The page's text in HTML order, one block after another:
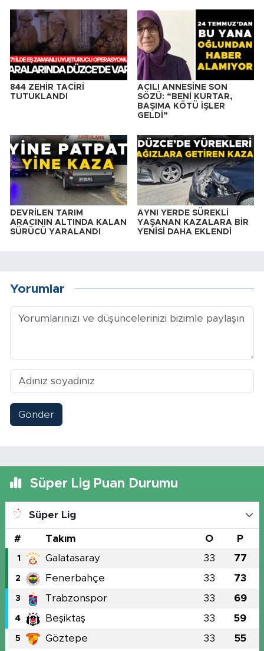
844 ZEHİR TACİRİ
TUTUKLANDI
ACILI ANNESİNE SON
SÖZÜ: “BENİ KURTAR,
BAŞIMA KÖTÜ İŞLER
GELDİ”
DEVRİLEN TARIM
ARACININ ALTINDA KALAN
SÜRÜCÜ YARALANDI
AYNI YERDE SÜREKLİ
YAŞANAN KAZALARA BİR
YENİSİ DAHA EKLENDİ
Yorumlar
Gönder
Süper Lig Puan Durumu
Süper Lig
# Takım O P
1 Galatasaray 33 77
2 Fenerbahçe 33 73
3 Trabzonspor 33 69
4 Beşiktaş 33 59
5 Göztepe 33 55